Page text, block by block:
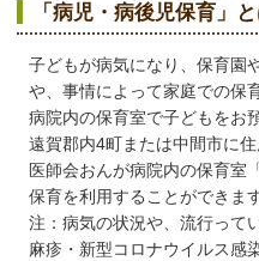
「病児・病後児保育」
子どもが病気になり、保育園
や、事情によって家庭での保
病院内の保育室で子どもをお
遠賀郡内4町または中間市に
医師会おんが病院内の保育室
保育を利用することができます
注：病気の状況や、流行って
麻疹・新型コロナウイルス感